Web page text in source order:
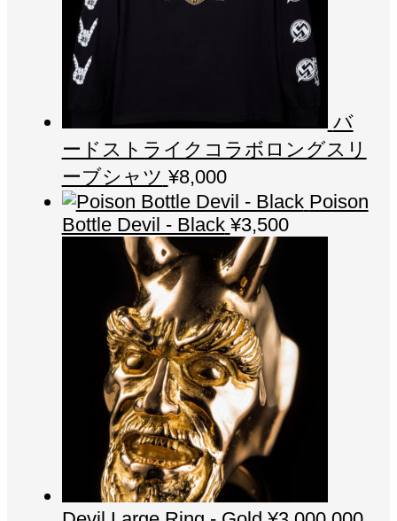
バ
ードストライクコラボロングスリ
ーブシャツ ¥8,000
Poison
Bottle Devil - Black ¥3,500